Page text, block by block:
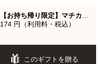
174 円（利用料・税込）
このギフトを贈る